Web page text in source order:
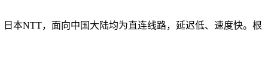
本NTT，面向中国大陆均为直连线路，延迟低、速度快。根